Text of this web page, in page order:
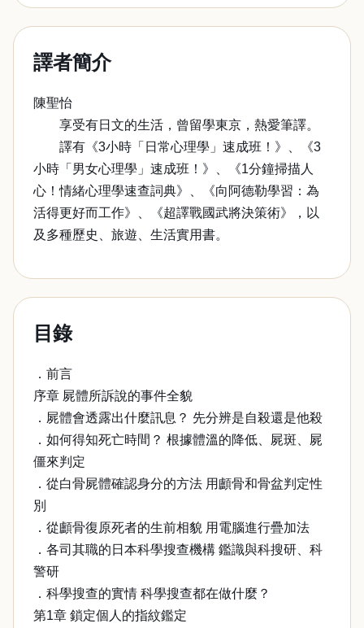
譯者簡介
陳聖怡
享受有日文的生活，曾留學東京，熱愛筆譯。
譯有《3小時「日常心理學」速成班！》、《3
小時「男女心理學」速成班！》、《1分鐘掃描人
心！情緒心理學速查詞典》、《向阿德勒學習：為
活得更好而工作》、《超譯戰國武將決策術》，以
及多種歷史、旅遊、生活實用書。
目錄
．前言
序章 屍體所訴說的事件全貌
．屍體會透露出什麼訊息？ 先分辨是自殺還是他殺
．如何得知死亡時間？ 根據體溫的降低、屍斑、屍
僵來判定
．從白骨屍體確認身分的方法 用顱骨和骨盆判定性
別
．從顱骨復原死者的生前相貌 用電腦進行疊加法
．各司其職的日本科學搜查機構 鑑識與科搜研、科
警研
．科學搜查的實情 科學搜查都在做什麼？
第1章 鎖定個人的指紋鑑定